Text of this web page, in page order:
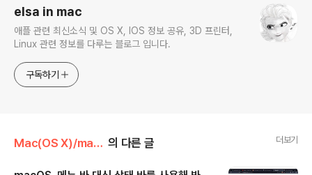
elsa in mac
애플 관련 최신소식 및 OS X, IOS 정보 공유, 3D 프린터,
Linux 관련 정보를 다루는 블로그 입니다.
구독하기
Mac(OS X)/macOS 앱 의 다른 글 더보기